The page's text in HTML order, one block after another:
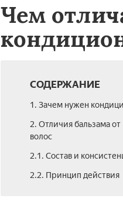
Чем
СОДЕРЖАНИЕ
1. Зачем нужен
2. Отличия бальзама
волос
2.1. Состав и
2.2. Принцип действия